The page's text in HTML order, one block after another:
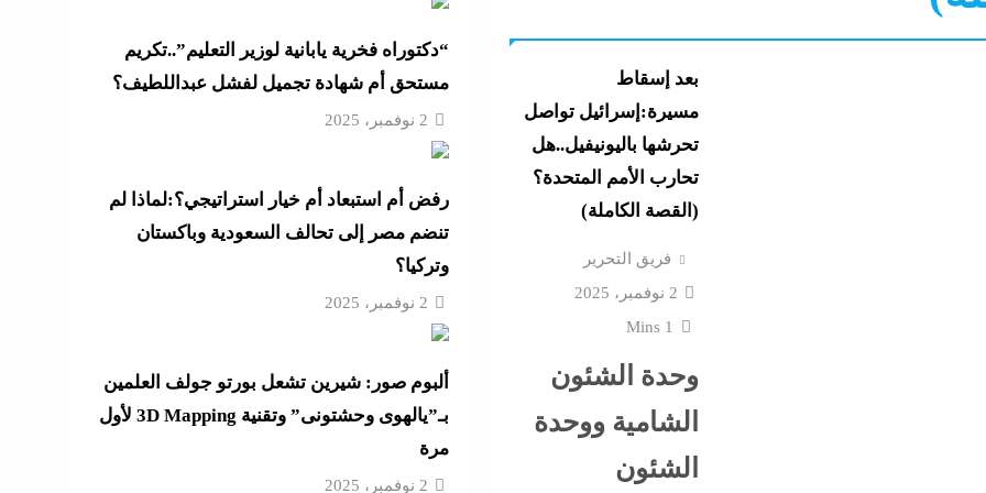
4 مساعدين جدد و9 مديرى أمن
و7 مديرى إدارات: تفاصيل...
تشتعل..عمرو الشوبكي: المال
فوق القانون والأزمة أكبر...
مع ترقب حركة التنقلات الجديدة
بالداخلية: الرئيس يستقبل
الوزير محمود...
الشرع يروج للسلام مع إسرائيل
المخابرات
بعد إسقاط
مسيرة:إسرائيل تواصل
تحرشها باليونيفيل..هل
تحارب الأمم المتحدة؟
(القصة الكاملة)
فريق التحرير
2 نوفمبر، 2025
1 Mins
وحدة الشئون
الشامية ووحدة
الشئون
“دكتوراه فخرية يابانية لوزير التعليم”..تكريم
مستحق أم شهادة تجميل لفشل عبداللطيف؟
2 نوفمبر، 2025
رفض أم استبعاد أم خيار استراتيجي؟:لماذا لم
تنضم مصر إلى تحالف السعودية وباكستان
وتركيا؟
2 نوفمبر، 2025
ألبوم صور: شيرين تشعل بورتو جولف العلمين
بـ”يالهوى وحشتونى” وتقنية 3D Mapping لأول
مرة
2 نوفمبر، 2025